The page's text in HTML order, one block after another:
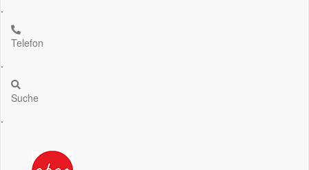
.
Telefon
.
Suche
.